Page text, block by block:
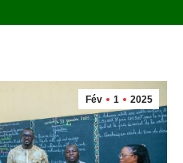
Fév 1 2025